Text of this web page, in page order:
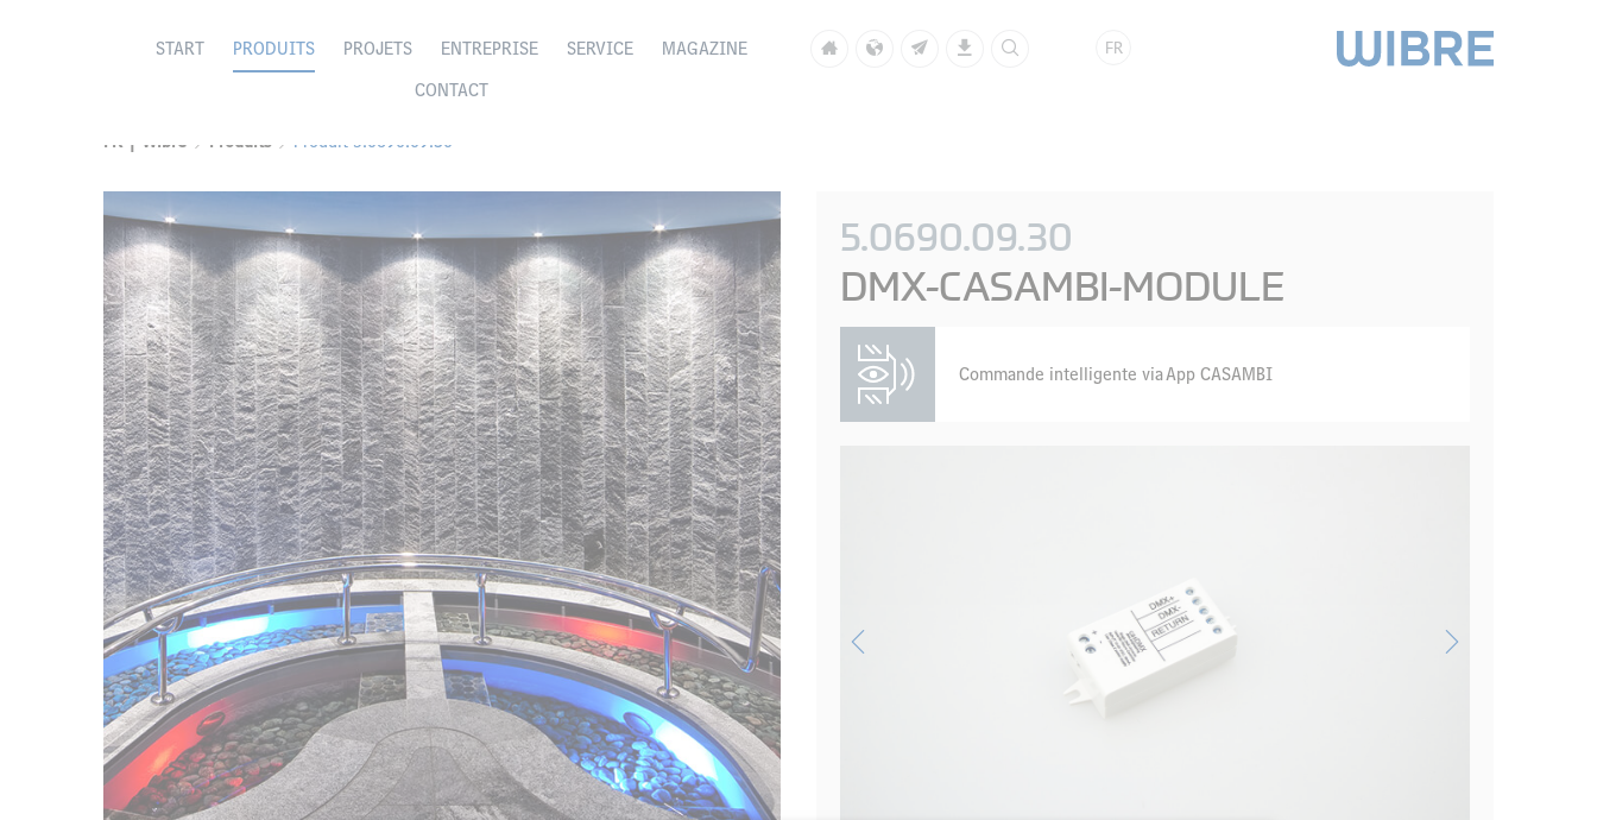
START PRODUITS PROJETS ENTREPRISE SERVICE
MAGAZINE
CONTACT
FR
FR | Wibre Produits Produit 5.0690.09.30
5.0690.09.30
DMX-CASAMBI-MODULE
Commande intelligente via App CASAMBI